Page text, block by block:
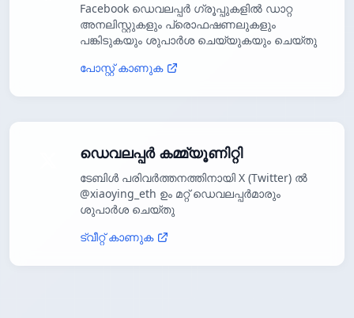
Facebook ഡെവലപ്പർ ഗ്രൂപ്പുകളിൽ ഡാറ്റ
അനലിസ്റ്റുകളും പ്രൊഫഷണലുകളും
പങ്കിടുകയും ശുപാർശ ചെയ്യുകയും ചെയ്തു
പോസ്റ്റ് കാണുക
ഡെവലപ്പർ കമ്മ്യൂണിറ്റി
ടേബിൾ പരിവർത്തനത്തിനായി X (Twitter) ൽ
@xiaoying_eth ഉം മറ്റ് ഡെവലപ്പർമാരും
ശുപാർശ ചെയ്തു
ട്വീറ്റ് കാണുക